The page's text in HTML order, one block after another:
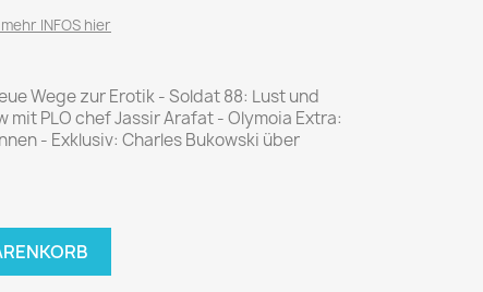
P.M. Biografie
Unser Wald
MUSIK
JUICE
Metal Hammer
MODE
INFOS hier
Wege zur Erotik - Soldat 88: Lust und
mit PLO chef Jassir Arafat - Olymoia Extra:
- Exklusiv: Charles Bukowski über